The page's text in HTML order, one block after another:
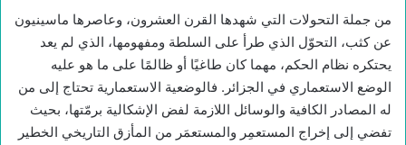
من جملة التحولات التي شهدها القرن العشرون، وعاصرها ماسينيون
عن كثب، التحوّل الذي طرأ على السلطة ومفهومها، الذي لم يعد
يحتكره نظام الحكم، مهما كان طاغيًا أو ظالمًا على ما هو عليه
الوضع الاستعماري في الجزائر. فالوضعية الاستعمارية تحتاج إلى من
له المصادر الكافية والوسائل اللازمة لفض الإشكالية برمّتها، بحيث
تفضي إلى إخراج المستعمِر والمستعمَر من المأزق التاريخي الخطير